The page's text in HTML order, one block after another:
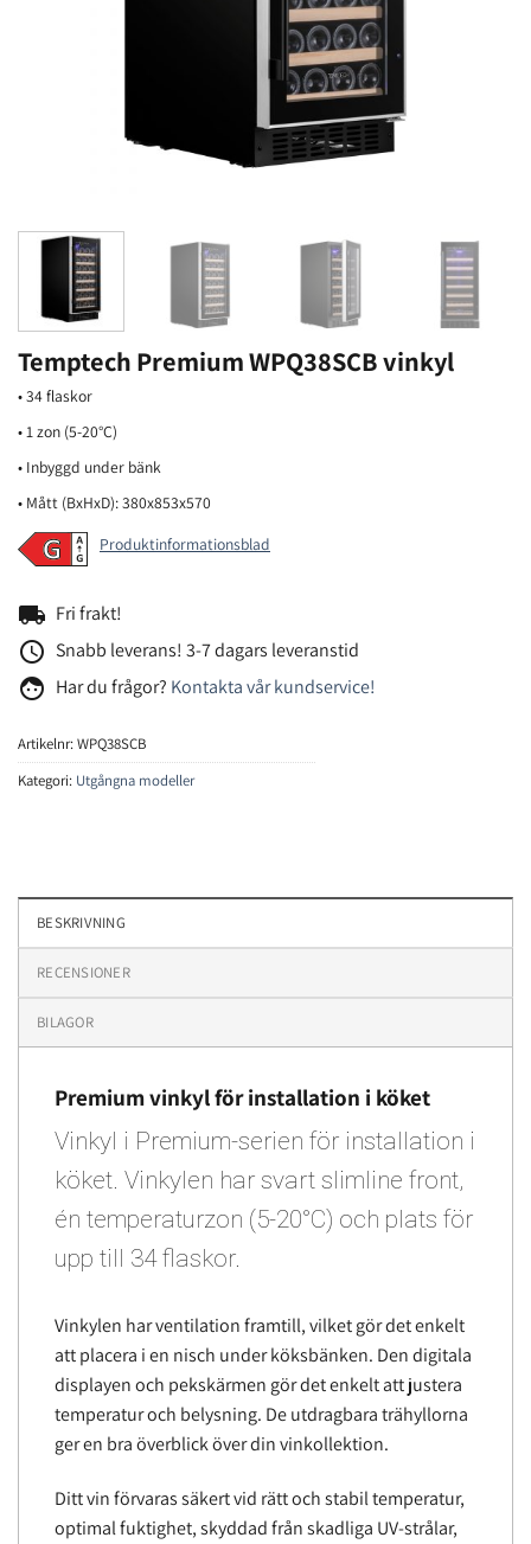
Temptech Premium WPQ38SCB vinkyl
• 34 flaskor
• 1 zon (5-20°C)
• Inbyggd under bänk
• Mått (BxHxD): 380x853x570
Produktinformationsblad
local_shipping Fri frakt!
access_time Snabb leverans! 3-7 dagars leveranstid
face Har du frågor? Kontakta vår kundservice!
Artikelnr:WPQ38SCB
Kategori: Utgångna modeller
BESKRIVNING
RECENSIONER
BILAGOR
Premium vinkyl för installation i köket
Vinkyl i Premium-serien för installation i
köket. Vinkylen har svart slimline front,
én temperaturzon (5-20°C) och plats för
upp till 34 flaskor.
Vinkylen har ventilation framtill, vilket gör det enkelt
att placera i en nisch under köksbänken. Den digitala
displayen och pekskärmen gör det enkelt att justera
temperatur och belysning. De utdragbara trähyllorna
ger en bra överblick över din vinkollektion.
Ditt vin förvaras säkert vid rätt och stabil temperatur,
optimal fuktighet, skyddad från skadliga UV-strålar,